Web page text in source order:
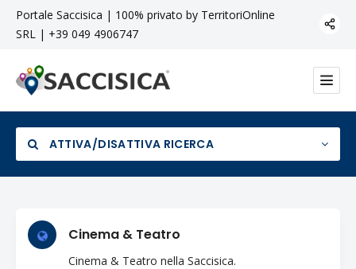
Portale Saccisica | 100% privato by TerritoriOnline
SRL | +39 049 4906747
ATTIVA/DISATTIVA RICERCA
Categoria
Cinema & Teatro
Cinema & Teatro nella Saccisica.